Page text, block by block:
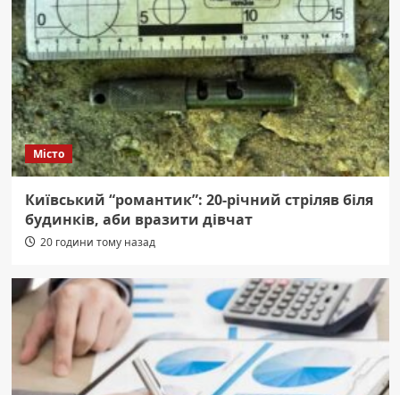
Місто
Київський “романтик”: 20-річний стріляв біля
будинків, аби вразити дівчат
20 години тому назад